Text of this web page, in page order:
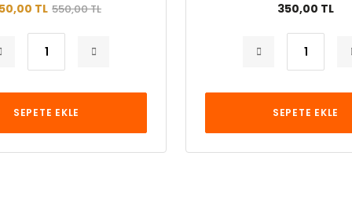
TL 550,00 TL
SEPETE EKLE
350,00 TL
SEPETE EKLE